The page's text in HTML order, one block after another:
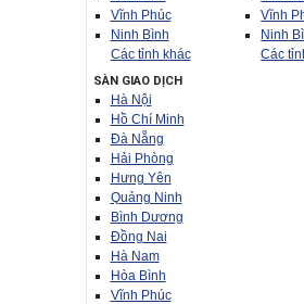
Vĩnh Phúc
Ninh Bình
Các tỉnh khác
Vĩnh
Ninh
Các
SÀN GIAO DỊCH
Hà Nội
Hồ Chí Minh
Đà Nẵng
Hải Phòng
Hưng Yên
Quảng Ninh
Bình Dương
Đồng Nai
Hà Nam
Hòa Bình
Vĩnh Phúc